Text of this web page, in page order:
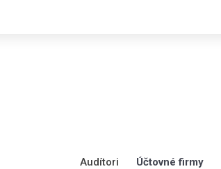
Audítori Účtovné firmy